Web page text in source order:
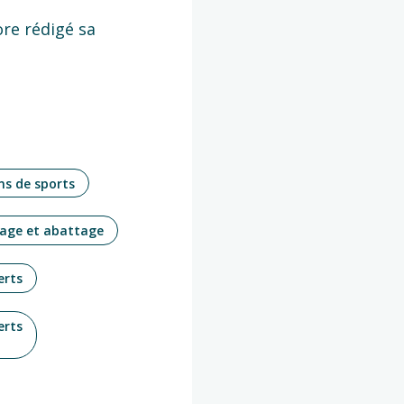
rédigé sa
de sports
et abattage